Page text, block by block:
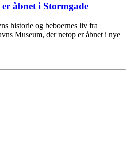
åbnet i Stormgade
historie og beboernes liv fra
Museum, der netop er åbnet i nye